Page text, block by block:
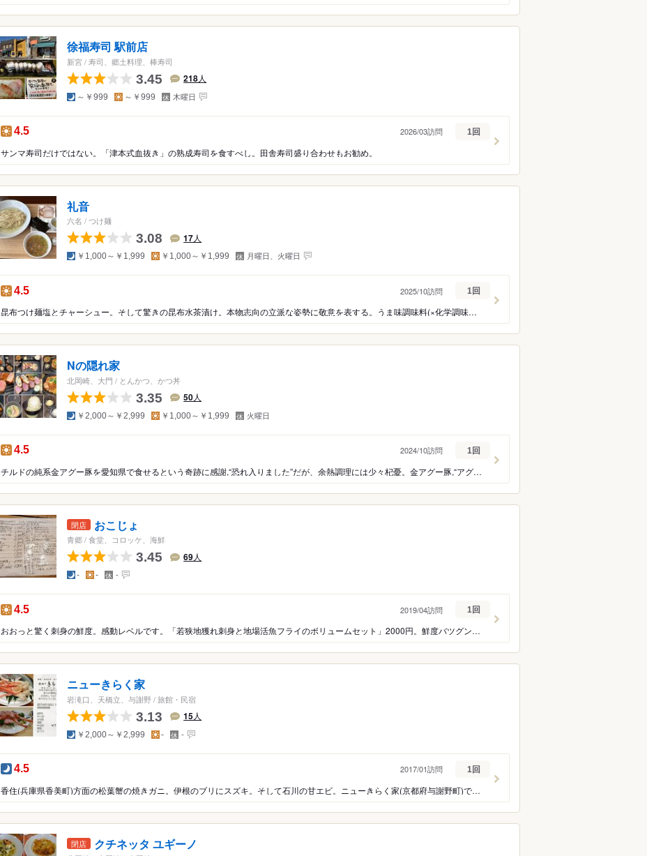
徐福寿司 駅前店
新宮/寿司、郷土料理、棒寿司
3.45 218人
夜 ～￥999 昼 ～￥999 定
休
日
木曜日
昼の点数：
4.5
サンマ寿司だけではない。「津本式血抜き」の熟成寿司を食すべし。田舎寿司盛り合わせもお勧め。
2026/03訪問 1回
礼音
六名 /つけ麺
3.08 17人
夜 ￥1,000～￥1,999 昼 ￥1,000～￥1,999 定
休
日
月曜日、火曜日
昼の点数：
4.5
昆布つけ麺塩とチャーシュー。そして驚きの昆布水茶漬け。本物志向の立派な姿勢に敬意を表する。うま味調味料(×化学調味料)を使わずに原材料から抽出した旨味成分のみなので味覚感知が苦手タイプには不向きかも。
2025/10訪問 1回
Nの隠れ家
北岡崎、大門 / とんかつ、かつ丼
3.35 50人
夜 ￥2,000～￥2,999 昼 ￥1,000～￥1,999 定
休
日
火曜日
昼の点数：
4.5
チルドの純系金アグー豚を愛知県で食せるという奇跡に感謝,“恐れ入りました”だが、余熱調理には少々杞憂。金アグー豚,“アグー豚”と“あぐー豚”の違い。リスクプロファイルの相互理解,Nの隠れ家,
2024/10訪問 1回
閉店 おこじょ
青郷/食堂、コロッケ、海鮮
3.45 69人
夜- 昼- 定
休
日
-
昼の点数：
4.5
おおっと驚く刺身の鮮度。感動レベルです。「若狭地獲れ刺身と地場活魚フライのボリュームセット」2000円。鮮度バツグンの「地元でしかできない状態」を実感。急ぎの人お断り。山アイス？、地とれ柑橘ピール？
2019/04訪問 1回
ニューきらく家
岩滝口、天橋立、与謝野/旅館・民宿
3.13 15人
夜 ￥2,000～￥2,999 昼- 定
休
日
-
夜の点数：
4.5
香住(兵庫県香美町)方面の松葉蟹の焼きガニ。伊根のブリにスズキ。そして石川の甘エビ。ニューきらく家(京都府与謝野町)で画伯と日本海の味覚を楽しむ
2017/01訪問 1回
閉店 クチネッタ ユギーノ